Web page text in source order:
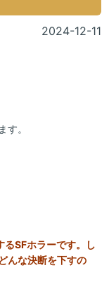
2024-12-11
す。
SFホラーです。
し
んな決断を下すの